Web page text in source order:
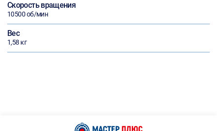
Скорость вращения
10500 об/мин
Вес
1,58 кг